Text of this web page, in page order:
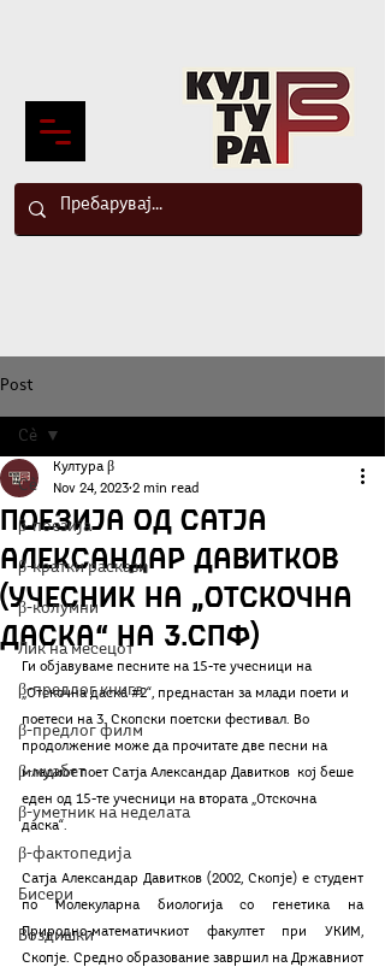
Post
Сè
β-поезија
β-кратки раскази
β-колумни
Лик на месецот
β-предлог книга
β-предлог филм
β-муабет
β-уметник на неделата
β-фактопедија
Бисери
Воздишки
Сè
Поезија од Сатја
Александар Давитков
(учесник на „Отскочна
даска“ на 3.СПФ)
Култура β
Nov 24, 2023 2 min read
Ги објавуваме песните на 15-те учесници на
„Отскочна даска #2“, преднастан за млади поети и
поетеси на 3. Скопски поетски фестивал. Во
продолжение може да прочитате две песни на
младиот поет Сатја Александар Давитков  кој беше
еден од 15-те учесници на втората „Отскочна
даска“.
Сатја Александар Давитков (2002, Скопје) е студент
по Молекуларна биологија со генетика на
Природно-математичкиот факултет при УКИМ,
Скопје. Средно образование завршил на Државниот